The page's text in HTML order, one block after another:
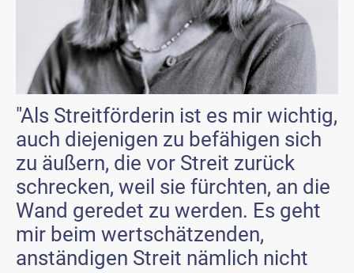
"Als Streitförderin ist es mir wichtig,
auch diejenigen zu befähigen sich
zu äußern, die vor Streit zurück
schrecken, weil sie fürchten, an die
Wand geredet zu werden. Es geht
mir beim wertschätzenden,
anständigen Streit nämlich nicht